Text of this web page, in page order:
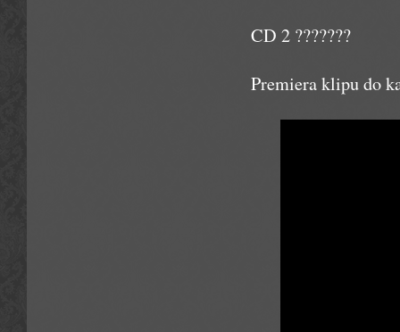
CD 2 ???????
Premiera klipu do